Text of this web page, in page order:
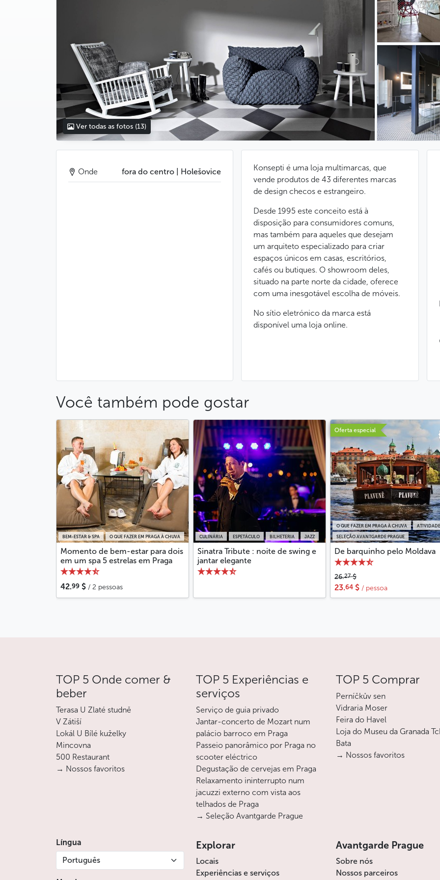
Ver todas as fotos (13)
Konsepti é uma loja multimarcas, que
vende produtos de 43 diferentes marcas
de design checos e estrangeiro.
Desde 1995 este conceito está à
disposição para consumidores comuns,
mas também para aqueles que desejam
um arquiteto especializado para criar
espaços únicos em casas, escritórios,
cafés ou butiques. O showroom deles,
situado na parte norte da cidade, oferece
com uma inesgotável escolha de móveis.
No sítio eletrónico da marca está
disponível uma loja online.
Onde fora do centro | Holešovice
Você também pode gostar
BEM-ESTAR & SPA O QUE FAZER EM PRAGA À CHUVA
Momento de bem-estar para dois
em um spa 5 estrelas em Praga
42.99 $ / 2 pessoas
CULINÁRIA ESPETÁCULO BILHETERIA JAZZ
Sinatra Tribute : noite de swing e
jantar elegante
Oferta especial
SELEÇÃO AVANTGARDE PRAGUE
O QUE FAZER EM PRAGA À CHUVA
De barquinho pelo Moldava
26.27$
23.64 $ / pessoa
TOP 5 Onde comer &
beber
Terasa U Zlaté studně
V Zátiší
Lokál U Bílé kuželky
Mincovna
500 Restaurant
→ Nossos favoritos
TOP 5 Experiências e
serviços
Serviço de guia privado
Jantar-concerto de Mozart num
palácio barroco em Praga
Passeio panorâmico por Praga no
scooter eléctrico
Degustação de cervejas em Praga
Relaxamento ininterrupto num
jacuzzi externo com vista aos
telhados de Praga
→ Seleção Avantgarde Prague
TOP 5 Comprar
Perníčkův sen
Vidraria Moser
Feira do Havel
Loja do Museu da Granada
Bata
→ Nossos favoritos
Língua
Português
Explorar
Locais
Experiências e serviços
Avantgarde Prague
Sobre nós
Nossos parceiros